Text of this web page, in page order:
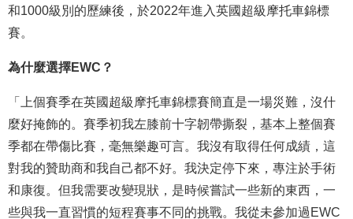
和1000級別的歷練後，於2022年進入英國超級摩托車錦標
賽。
為什麼選擇EWC？
「上個賽季在英國超級摩托車錦標賽簡直是一場災難，沒什
麼好掩飾的。賽季初我左膝前十字韌帶撕裂，基本上整個賽
季都在帶傷比賽，毫無樂趣可言。我沒有取得任何成績，這
對我的贊助商和我自己都不好。我決定停下來，專注於手術
和康復。但我需要改變現狀，是時候嘗試一些新的東西，一
些與我一直習慣的短程賽事不同的挑戰。我從未參加過EWC